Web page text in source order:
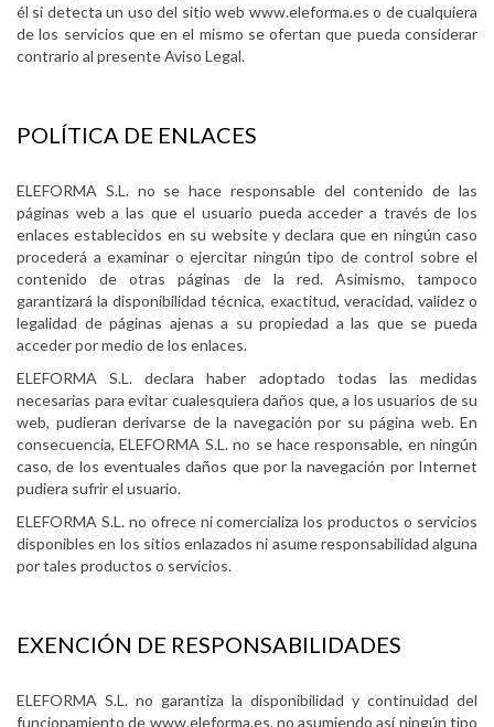
él si detecta un uso del sitio web www.eleforma.es o de cualquiera
de los servicios que en el mismo se ofertan que pueda considerar
contrario al presente Aviso Legal.
POLÍTICA DE ENLACES
ELEFORMA S.L. no se hace responsable del contenido de las
páginas web a las que el usuario pueda acceder a través de los
enlaces establecidos en su website y declara que en ningún caso
procederá a examinar o ejercitar ningún tipo de control sobre el
contenido de otras páginas de la red. Asimismo, tampoco
garantizará la disponibilidad técnica, exactitud, veracidad, validez o
legalidad de páginas ajenas a su propiedad a las que se pueda
acceder por medio de los enlaces.
ELEFORMA S.L. declara haber adoptado todas las medidas
necesarias para evitar cualesquiera daños que, a los usuarios de su
web, pudieran derivarse de la navegación por su página web. En
consecuencia, ELEFORMA S.L. no se hace responsable, en ningún
caso, de los eventuales daños que por la navegación por Internet
pudiera sufrir el usuario.
ELEFORMA S.L. no ofrece ni comercializa los productos o servicios
disponibles en los sitios enlazados ni asume responsabilidad alguna
por tales productos o servicios.
EXENCIÓN DE RESPONSABILIDADES
ELEFORMA S.L. no garantiza la disponibilidad y continuidad del
funcionamiento de www.eleforma.es, no asumiendo así ningún tipo